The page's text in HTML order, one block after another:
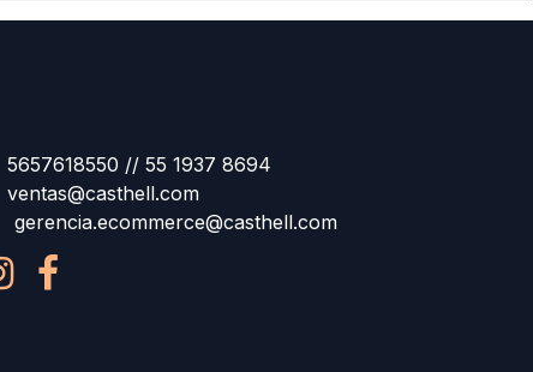
5657618550 // 55 1937 8694
ventas@casthell.com
gerencia.ecommerce@casthell.com